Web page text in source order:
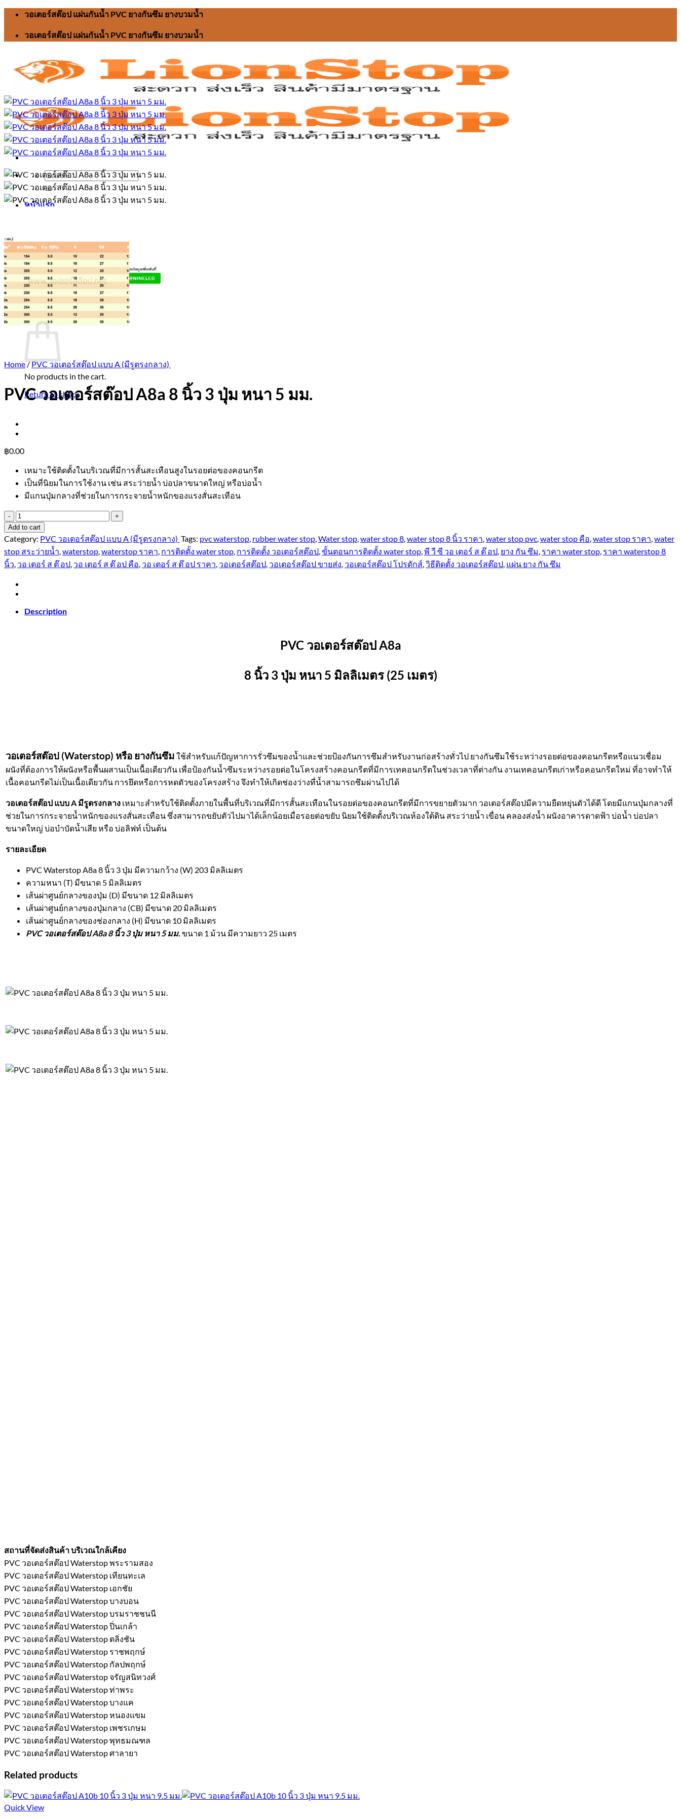
Skip
content
วอเตอร์สต๊อป แผ่นกันน้ำ PVC ยางกันซึม ยางบวมน้ำ
วอเตอร์สต๊อป แผ่นกันน้ำ PVC ยางกันซึม ยางบวมน้ำ
Search
for:
หน้าแรก
ติดต่อเรา
062-816-8816 เบล
0
Cart
No products in the cart.
Return to shop
Home/PVC วอเตอร์สต๊อป แบบ A (มีรูตรงกลาง)
PVC วอเตอร์สต๊อป A8a 8 นิ้ว 3 ปุ่ม หนา 5 มม.
฿0.00
เหมาะใช้ติดตั้งในบริเวณที่มีการสั้นสะเทือนสูงในรอยต่อของคอนกรีต
เป็นที่นิยมในการใช้งาน เช่น สระว่ายน้ำ บ่อปลาขนาดใหญ่ หรือบ่อน้ำ
มีแกนปุ่มกลางที่ช่วยในการกระจายน้ำหนักของแรงสั่นสะเทือน
PVC
วอ
เต
อร์สต๊อป
A8a
นิ้ว
3
หนา
Add to cart
Category: PVC วอเตอร์สต๊อป แบบ A (มีรูตรงกลาง) Tags: pvc waterstop, rubber water stop,Water stop,water stop 8,water stop 8 นิ้ว ราคา,water stop pvc,water stop คือ,water stop ราคา,water
stop สระว่ายน้ำ,waterstop,waterstop ราคา, การติดตั้ง water stop, การติดตั้ง วอเตอร์สต๊อป,ขั้นตอนการติดตั้ง water stop,พี วี ซี วอ เตอร์ ส ต๊ อป, ยาง กัน ซึม, ราคา water stop, ราคา waterstop 8
นิ้ว, วอ เตอร์ ส ต๊ อป, วอ เตอร์ ส ต๊ อป คือ, วอ เตอร์ ส ต๊ อป ราคา, วอเตอร์สต๊อป, วอเตอร์สต๊อป ขายส่ง, วอเตอร์สต๊อป โปรดักส์,วิธีติดตั้ง วอเตอร์สต๊อป, แผ่น ยาง กัน ซึม
Description
PVC วอเตอร์สต๊อป A8a
8 นิ้ว 3 ปุ่ม หนา 5 มิลลิเมตร (25 เมตร)
วอเตอร์สต๊อป (Waterstop) หรือ ยางกันซึม ใช้สำหรับแก้ปัญหาการรั่วซึมของน้ำและช่วยป้องกันการซึมสำหรับงานก่อสร้างทั่วไป ยางกันซึมใช้ระหว่างรอยต่อของคอนกรีตหรือแนวเชื่อม
ผนังที่ต้องการให้ผนังหรือพื้นผสานเป็นเนื้อเดียวกัน เพื่อป้องกันน้ำซึมระหว่างรอยต่อในโครงสร้างคอนกรีตที่มีการเทคอนกรีตในช่วงเวลาที่ต่างกัน งานเทคอนกรีตเก่าหรือคอนกรีตใหม่ ที่อาจทำให้
เนื้อคอนกรีตไม่เป็นเนื้อเดียวกัน การยึดหรือการหดตัวของโครงสร้าง จึงทำให้เกิดช่องว่างที่น้ำสามารถซึมผ่านไปได้
วอเตอร์สต๊อป แบบ A มีรูตรงกลาง เหมาะสำหรับใช้ติดตั้งภายในพื้นที่บริเวณที่มีการสั้นสะเทือนในรอยต่อของคอนกรีตที่มีการขยายตัวมาก วอเตอร์สต๊อปมีความยืดหยุ่นตัวได้ดี โดยมีแกนปุ่มกลางที่
ช่วยในการกระจายน้ำหนักของแรงสั่นสะเทือน ซึ่งสามารถขยับตัวไปมาได้เล็กน้อยเมื่อรอยต่อขยับ นิยมใช้ติดตั้งบริเวณห้องใต้ดิน สระว่ายน้ำ เขื่อน คลองส่งน้ำ ผนังอาคารดาดฟ้า บ่อน้ำ บ่อปลา
ขนาดใหญ่ บ่อบำบัดน้ำเสีย หรือ บ่อลิฟท์ เป็นต้น
รายละเอียด
PVC Waterstop A8a 8 นิ้ว 3 ปุ่ม มีความกว้าง (W) 203 มิลลิเมตร
ความหนา (T) มีขนาด 5 มิลลิเมตร
เส้นผ่าศูนย์กลางของปุ่ม (D) มีขนาด 12 มิลลิเมตร
เส้นผ่าศูนย์กลางของปุ่มกลาง (CB) มีขนาด 20 มิลลิเมตร
เส้นผ่าศูนย์กลางของช่องกลาง (H) มีขนาด 10 มิลลิเมตร
PVC วอเตอร์สต๊อป A8a 8 นิ้ว 3 ปุ่ม หนา 5 มม. ขนาด 1 ม้วน มีความยาว 25 เมตร
สถานที่จัดส่งสินค้า บริเวณใกล้เคียง
PVC วอเตอร์สต๊อป Waterstop พระรามสอง
PVC วอเตอร์สต๊อป Waterstop เทียนทะเล
PVC วอเตอร์สต๊อป Waterstop เอกชัย
PVC วอเตอร์สต๊อป Waterstop บางบอน
PVC วอเตอร์สต๊อป Waterstop บรมราชชนนี
PVC วอเตอร์สต๊อป Waterstop ปิ่นเกล้า
PVC วอเตอร์สต๊อป Waterstop ตลิ่งชัน
PVC วอเตอร์สต๊อป Waterstop ราชพฤกษ์
PVC วอเตอร์สต๊อป Waterstop กัลปพฤกษ์
PVC วอเตอร์สต๊อป Waterstop จรัญสนิทวงศ์
PVC วอเตอร์สต๊อป Waterstop ท่าพระ
PVC วอเตอร์สต๊อป Waterstop บางแค
PVC วอเตอร์สต๊อป Waterstop หนองแขม
PVC วอเตอร์สต๊อป Waterstop เพชรเกษม
PVC วอเตอร์สต๊อป Waterstop พุทธมณฑล
PVC วอเตอร์สต๊อป Waterstop ศาลายา
Related products
Quick View